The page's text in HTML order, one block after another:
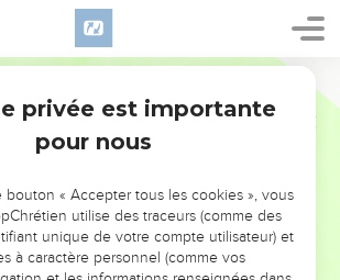
PAS L’ÉVÉNEMENT
DE L’ANNÉE !
POUVAIENT VOUS ÉVITER LES
VOTRES ?
privée est importante
pour nous
bouton « Accepter tous les cookies », vous
utilise des traceurs (comme des
unique de votre compte utilisateur) et
à caractère personnel (comme vos